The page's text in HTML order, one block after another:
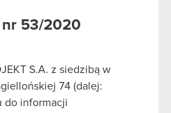
nr 53/2020
S.A. z siedzibą w
74 (dalej:
do informacji